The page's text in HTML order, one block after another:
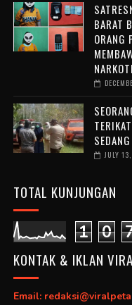
BARAT
ORANG
JULY
TOTAL KUNJUNGAN
1 0
KONTAK & IKLAN
Email: